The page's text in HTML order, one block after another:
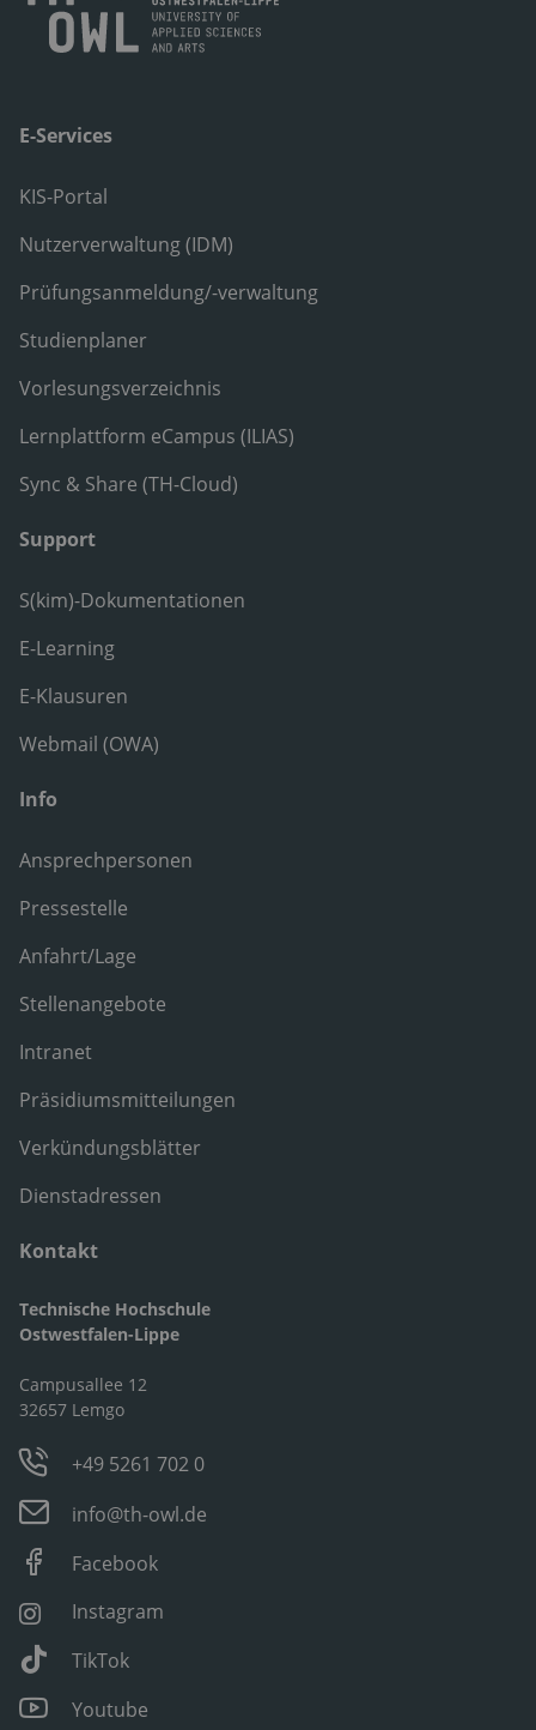
E-Services
KIS-Portal
Nutzerverwaltung (IDM)
Prüfungsanmeldung/-verwaltung
Studienplaner
Vorlesungsverzeichnis
Lernplattform eCampus (ILIAS)
Sync & Share (TH-Cloud)
Support
S(kim)-Dokumentationen
E-Learning
E-Klausuren
Webmail (OWA)
Info
Ansprechpersonen
Pressestelle
Anfahrt/Lage
Stellenangebote
Intranet
Präsidiumsmitteilungen
Verkündungsblätter
Dienstadressen
Kontakt
Technische Hochschule
Ostwestfalen-Lippe
Campusallee 12
32657 Lemgo
+49 5261 702 0
info@th-owl.de
Facebook
Instagram
TikTok
Youtube